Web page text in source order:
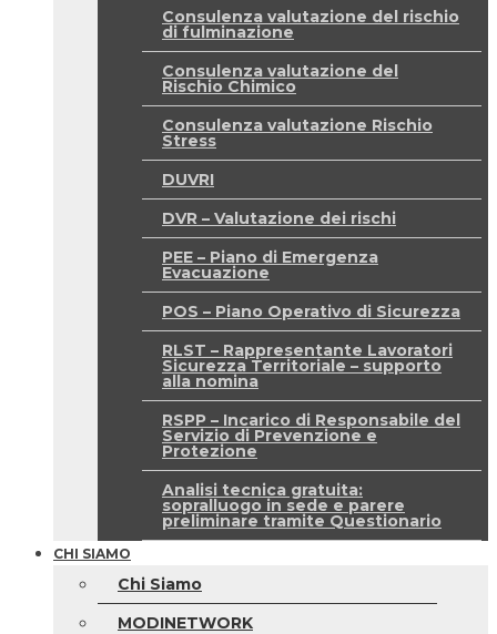
Consulenza valutazione del rischio
di fulminazione
Consulenza valutazione del
Rischio Chimico
Consulenza valutazione Rischio
Stress
DUVRI
DVR – Valutazione dei rischi
PEE – Piano di Emergenza
Evacuazione
POS – Piano Operativo di Sicurezza
RLST – Rappresentante Lavoratori
Sicurezza Territoriale – supporto
alla nomina
RSPP – Incarico di Responsabile del
Servizio di Prevenzione e
Protezione
Analisi tecnica gratuita:
sopralluogo in sede e parere
preliminare tramite Questionario
CHI SIAMO
Chi Siamo
MODINETWORK